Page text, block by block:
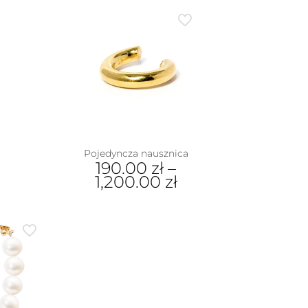
Pojedyncza nausznica
190.00 zł –
1,200.00 zł